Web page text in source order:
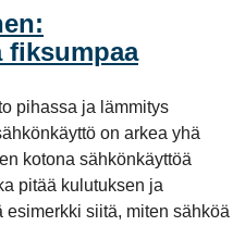
fiksumpaa
pihassa ja lämmitys
on arkea yhä
kotona sähkönkäyttöä
pitää kulutuksen ja
esimerkki siitä, miten sähköä